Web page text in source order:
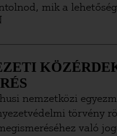
mik a
nemzetközi
törvény
való